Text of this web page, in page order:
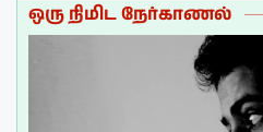
ஒரு நிமிட நேர்காணல்